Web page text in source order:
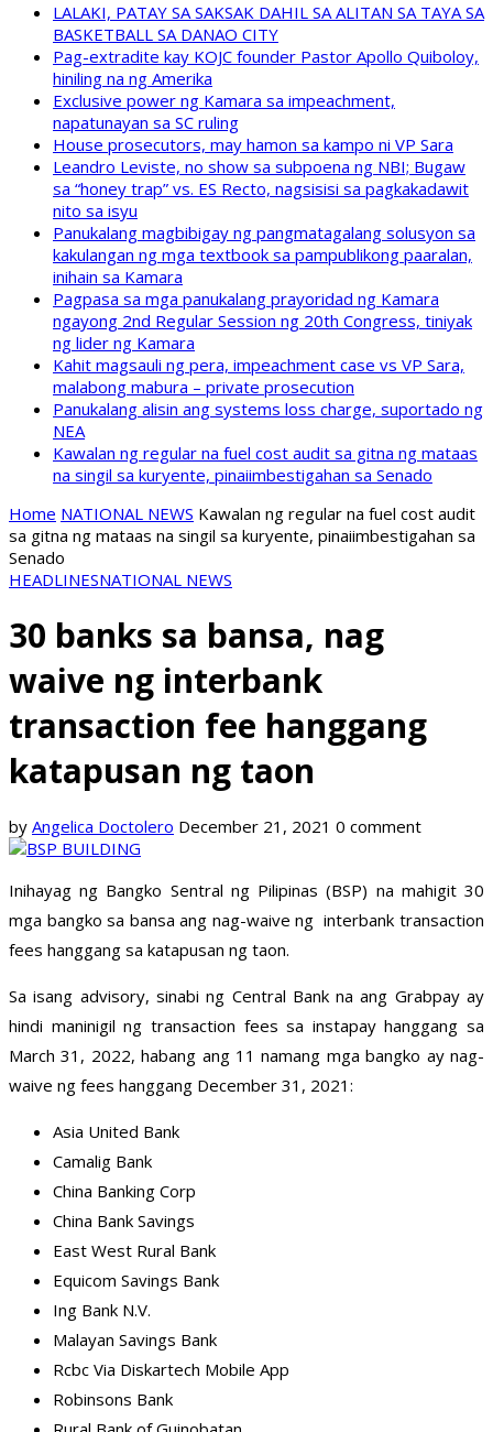
LALAKI, PATAY SA SAKSAK DAHIL SA ALITAN SA TAYA SA
BASKETBALL SA DANAO CITY
Pag-extradite kay KOJC founder Pastor Apollo Quiboloy,
hiniling na ng Amerika
Exclusive power ng Kamara sa impeachment,
napatunayan sa SC ruling
House prosecutors, may hamon sa kampo ni VP Sara
Leandro Leviste, no show sa subpoena ng NBI; Bugaw
sa “honey trap” vs. ES Recto, nagsisisi sa pagkakadawit
nito sa isyu
Panukalang magbibigay ng pangmatagalang solusyon sa
kakulangan ng mga textbook sa pampublikong paaralan,
inihain sa Kamara
Pagpasa sa mga panukalang prayoridad ng Kamara
ngayong 2nd Regular Session ng 20th Congress, tiniyak
ng lider ng Kamara
Kahit magsauli ng pera, impeachment case vs VP Sara,
malabong mabura – private prosecution
Panukalang alisin ang systems loss charge, suportado ng
NEA
Kawalan ng regular na fuel cost audit sa gitna ng mataas
na singil sa kuryente, pinaiimbestigahan sa Senado
Home NATIONAL NEWS Kawalan ng regular na fuel cost audit
sa gitna ng mataas na singil sa kuryente, pinaiimbestigahan sa
Senado
HEADLINESNATIONAL NEWS
30 banks sa bansa, nag
waive ng interbank
transaction fee hanggang
katapusan ng taon
by Angelica Doctolero December 21, 2021 0 comment
Inihayag ng Bangko Sentral ng Pilipinas (BSP) na mahigit 30
mga bangko sa bansa ang nag-waive ng interbank transaction
fees hanggang sa katapusan ng taon.
Sa isang advisory, sinabi ng Central Bank na ang Grabpay ay
hindi maninigil ng transaction fees sa instapay hanggang sa
March 31, 2022, habang ang 11 namang mga bangko ay nag-
waive ng fees hanggang December 31, 2021:
Asia United Bank
Camalig Bank
China Banking Corp
China Bank Savings
East West Rural Bank
Equicom Savings Bank
Ing Bank N.V.
Malayan Savings Bank
Rcbc Via Diskartech Mobile App
Robinsons Bank